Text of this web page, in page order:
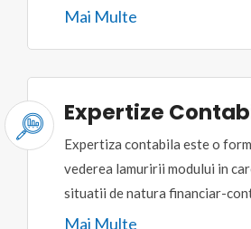
Mai Multe
Expertize
Expertiza contabila este o
vederea lamuririi modului in
situatii de natura financiar-
Mai Multe